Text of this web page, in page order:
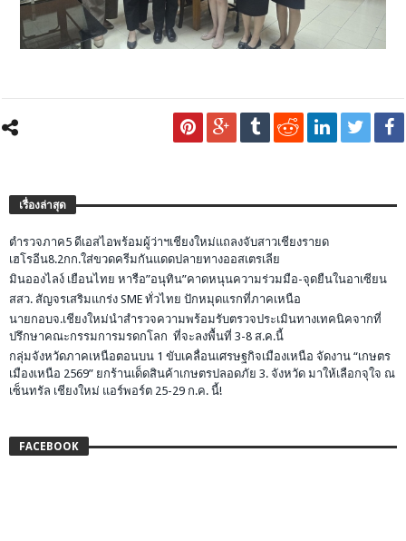
เรื่องล่าสุด
ตำรวจภาค5 ดีเอสไอพร้อมผู้ว่าฯเชียงใหม่แถลงจับสาวเชียงรายด
เฮโรอีน8.2กก.ใส่ขวดครีมกันแดดปลายทางออสเตรเลีย
มินอองไลง์ เยือนไทย หารือ”อนุทิน”คาดหนุนความร่วมมือ-จุดยืนในอาเซียน
สสว. สัญจรเสริมแกร่ง SME ทั่วไทย ปักหมุดแรกที่ภาคเหนือ
นายกอบจ.เชียงใหม่นำสำรวจความพร้อมรับตรวจประเมินทางเทคนิคจากที่
ปรึกษาคณะกรรมการมรดกโลก ที่จะลงพื้นที่ 3-8 ส.ค.นี้
กลุ่มจังหวัดภาคเหนือตอนบน 1 ขับเคลื่อนเศรษฐกิจเมืองเหนือ จัดงาน “เกษตร
เมืองเหนือ 2569” ยกร้านเด็ดสินค้าเกษตรปลอดภัย 3. จังหวัด มาให้เลือกจุใจ ณ
เซ็นทรัล เชียงใหม่ แอร์พอร์ต 25-29 ก.ค. นี้!
FACEBOOK